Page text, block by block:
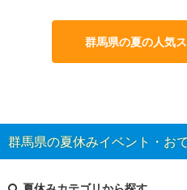
群馬県の夏の人気
群馬県の夏休みイベント・お